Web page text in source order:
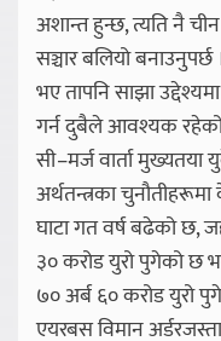
अशान्त हुन्छ, त्यति नै
सञ्चार बलियो
भए तापनि साझा
गर्न दुबैले आवश्यक रहेको
सी–मर्ज वार्ता मुख्यतया
अर्थतन्त्रका चुनौतीहरूमा
घाटा गत वर्ष बढेको छ,
३० करोड युरो पुगेको छ
७० अर्ब ६० करोड युरो
एयरबस विमान